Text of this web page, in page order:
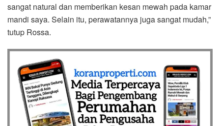
sangat natural dan memberikan kesan mewah pada kamar
mandi saya. Selain itu, perawatannya juga sangat mudah,”
tutup Rossa.